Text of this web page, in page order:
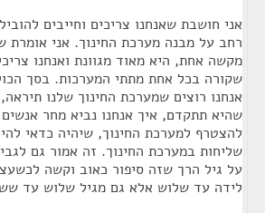
אני חושבת שאנחנו צריכים וחייבים
רחב על מבנה מערכת החינוך. אני אומרת
מקשה אחת, היא מאוד מגוונת ואנחנו
שקורה בכל אחת מתתי המערכות. בסך
אנחנו רוצים שמערכת החינוך שלנו
שהיא תתקדם, איך אנחנו נביא מחר אנשים
להצטרף למערכת החינוך, שיהיה כדאי
שליחות במערכת החינוך. זה אמור גם
על גיל הרך שזה סיפור כאוב וקשה
לידה עד שלוש אלא גם מגיל שלוש עד